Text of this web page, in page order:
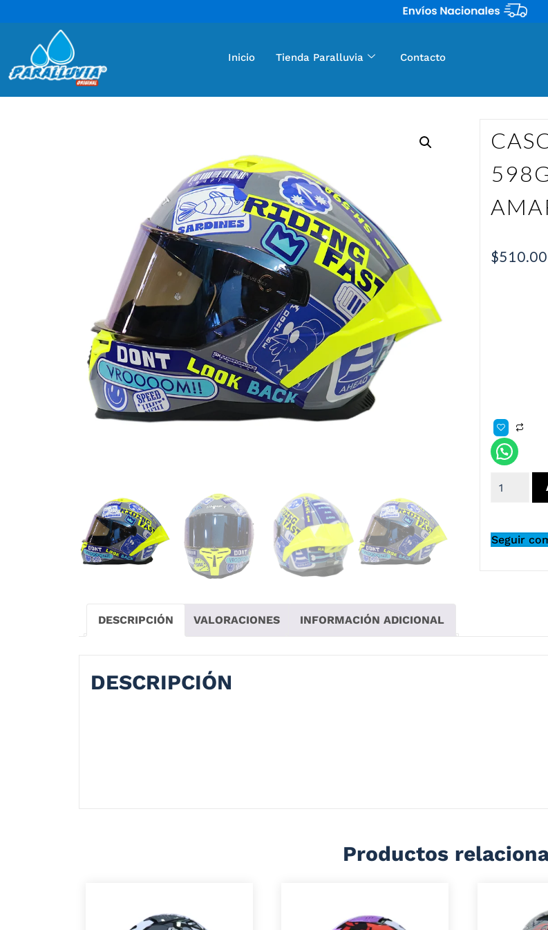
Inicio Tienda Paralluvia Contacto
$
Seguir
DESCRIPCIÓN VALORACIONES INFORMACIÓN ADICIONAL
DESCRIPCIÓN
Productos